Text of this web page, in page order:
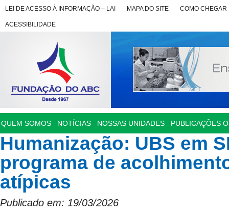
LEI DE ACESSO À INFORMAÇÃO – LAI MAPA DO SITE COMO CHEGAR
ACESSIBILIDADE
QUEM SOMOS NOTÍCIAS NOSSAS UNIDADES PUBLICAÇÕES
Humanização: UBS em
programa de
atípicas
Publicado em: 19/03/2026